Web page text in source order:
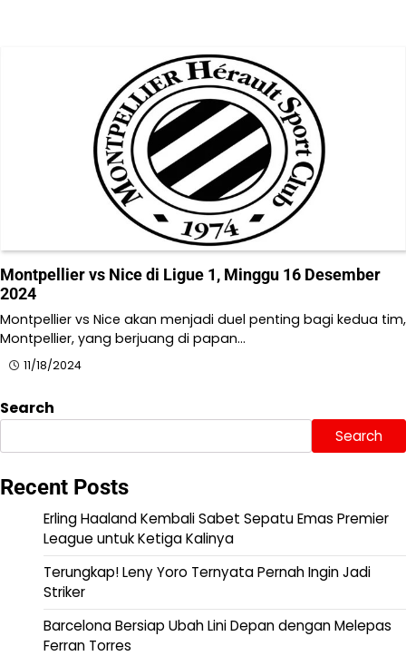
Montpellier vs Nice di Ligue 1, Minggu 16 Desember
2024
Montpellier vs Nice akan menjadi duel penting bagi kedua tim,
Montpellier, yang berjuang di papan…
11/18/2024
Search
Search
Recent Posts
Erling Haaland Kembali Sabet Sepatu Emas Premier
League untuk Ketiga Kalinya
Terungkap! Leny Yoro Ternyata Pernah Ingin Jadi
Striker
Barcelona Bersiap Ubah Lini Depan dengan Melepas
Ferran Torres